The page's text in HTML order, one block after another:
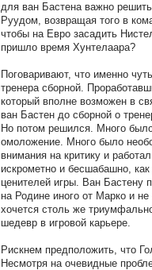
для ван Бастена важно
Руудом, возвращая того в
чтобы на Евро засадить
пришло время Хунтелаара?
Поговаривают, что именно
тренера сборной.
который вполне возможен в
ван Бастен до сборной о
Но потом решился. Много было
омоложение. Много было
внимания на критику и
искрометно и бесшабашно,
ценителей игры. Ван Бастену
на Родине иного от Марко и
хочется столь же
шедевр в игровой карьере.
Рискнем предположить, что
Несмотря на очевидные